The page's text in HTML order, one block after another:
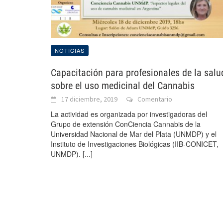
NOTICIAS
Capacitación para profesionales de la
sobre el uso medicinal del Cannabis
17 diciembre, 2019 Comentario
La actividad es organizada por investigadoras del
Grupo de extensión ConCiencia Cannabis de la
Universidad Nacional de Mar del Plata (UNMDP) y el
Instituto de Investigaciones Biológicas (IIB-CONICET,
UNMDP). [...]